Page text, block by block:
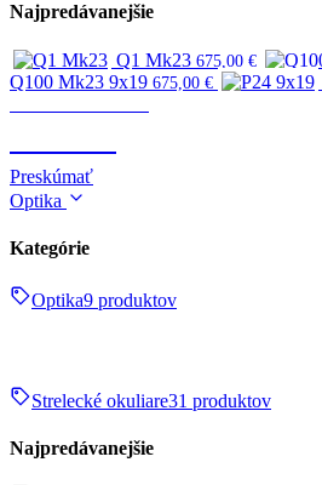
Najpredávanejšie
Q1 Mk23 675,00 €
Q100 Mk23 9x19 675,00 €
Preskúmať
Optika
Kategórie
Optika9 produktov
Strelecké okuliare31 produktov
Najpredávanejšie